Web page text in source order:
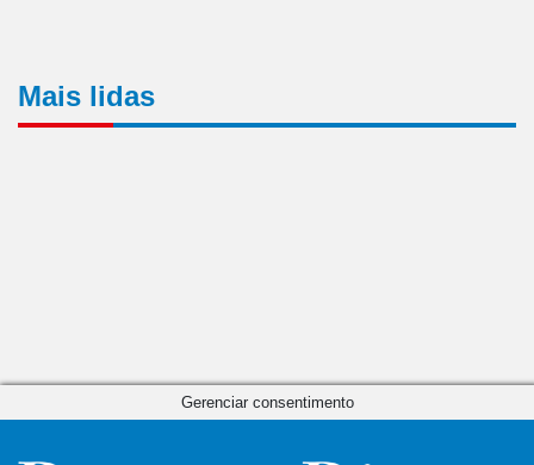
Mais lidas
Gerenciar consentimento